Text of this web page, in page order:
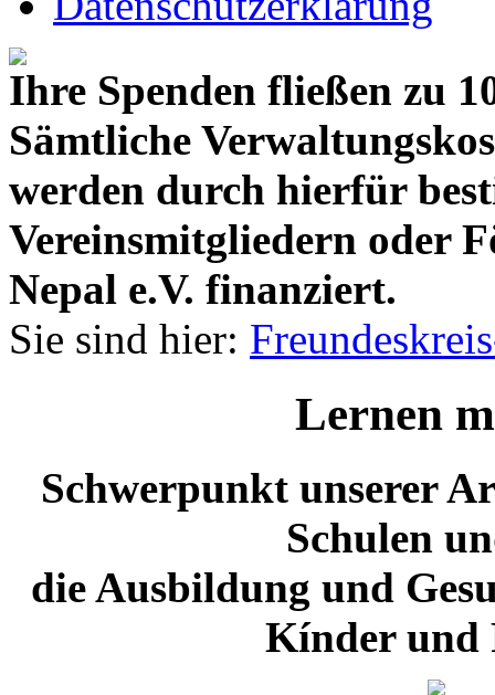
Ihre Spenden fließen zu
Sämtliche
werden durch hierfür
Vereinsmitgliedern oder
Nepal e.V. finanziert.
Sie sind hier:
Lernen
Schwerpunkt unserer
Schulen
die Ausbildung und
Kínder und